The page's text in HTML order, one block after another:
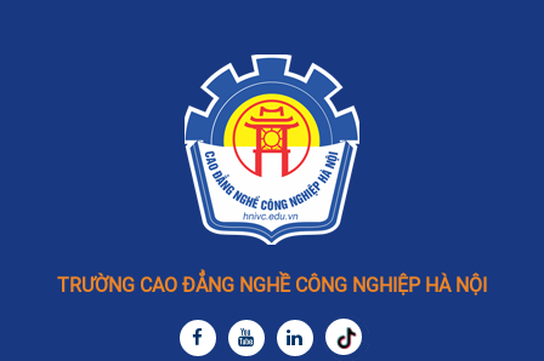
TRƯỜNG CAO ĐẲNG NGHỀ CÔNG NGHIỆP HÀ NỘI